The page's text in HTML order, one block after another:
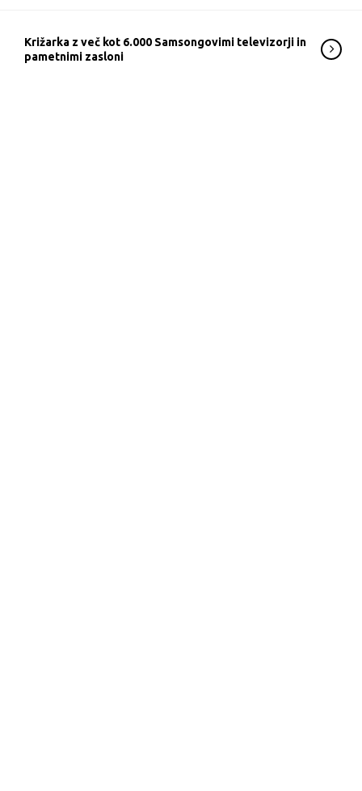
Križarka z več kot 6.000 Samsongovimi televizorji in
pametnimi zasloni